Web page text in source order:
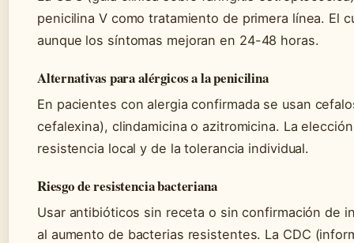
penicilina V como tratamiento de primera línea. El
aunque los síntomas mejoran en 24-48 horas.
Alternativas para alérgicos a la penicilina
En pacientes con alergia confirmada se usan
cefalexina), clindamicina o azitromicina. La
resistencia local y de la tolerancia individual.
Riesgo de resistencia bacteriana
Usar antibióticos sin receta o sin confirmación de
al aumento de bacterias resistentes. La CDC